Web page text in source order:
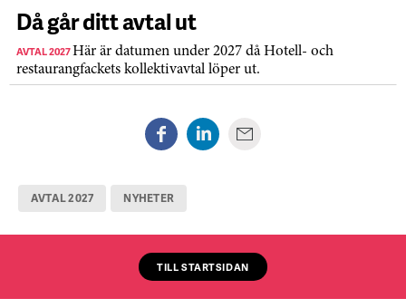
Då går ditt avtal ut
AVTAL 2027Här är datumen under 2027 då Hotell- och
restaurangfackets kollektivavtal löper ut.
AVTAL 2027 NYHETER
TILL STARTSIDAN